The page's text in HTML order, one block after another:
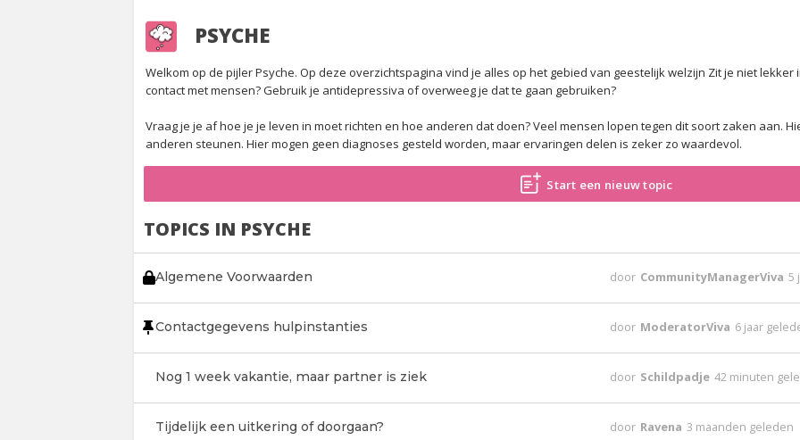
PSYCHE
Welkom op de pijler Psyche. Op deze overzichtspagina vind je alles op het gebied van geestelijk welzijn Zit je niet lekker
contact met mensen? Gebruik je antidepressiva of overweeg je dat te gaan gebruiken?
Vraag je je af hoe je je leven in moet richten en hoe anderen dat doen? Veel mensen lopen tegen dit soort zaken aan.
anderen steunen. Hier mogen geen diagnoses gesteld worden, maar ervaringen delen is zeker zo waardevol.
Start een nieuw topic
TOPICS IN PSYCHE
Algemene Voorwaarden door CommunityManagerViva 5
Contactgegevens hulpinstanties door ModeratorViva 6 jaar
Nog 1 week vakantie, maar partner is ziek door Schildpadje 42 minuten
Tijdelijk een uitkering of doorgaan? door Ravena 3 maanden geleden